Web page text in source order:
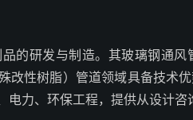
的研发与制造。其玻璃钢通
改性树脂）管道领域具备技术
力、环保工程，提供从设计咨